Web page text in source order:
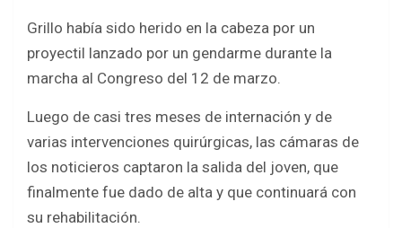
Grillo había sido herido en la cabeza por un
proyectil lanzado por un gendarme durante la
marcha al Congreso del 12 de marzo.
Luego de casi tres meses de internación y de
varias intervenciones quirúrgicas, las cámaras de
los noticieros captaron la salida del joven, que
finalmente fue dado de alta y que continuará con
su rehabilitación.